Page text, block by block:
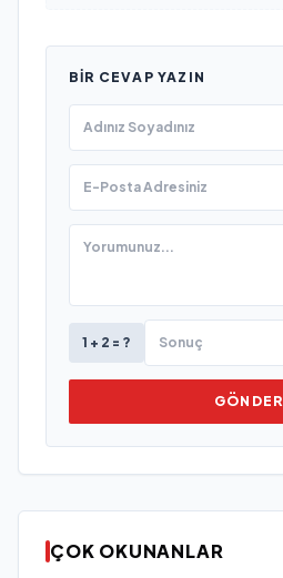
BIR CEVAP YAZIN
1 + 2 = ?
GÖNDER
ÇOK OKUNANLAR